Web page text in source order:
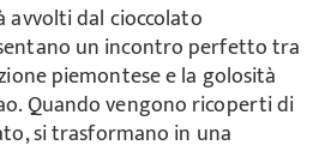
avvolti dal cioccolato
un incontro perfetto tra
piemontese e la golosità
Quando vengono ricoperti di
si trasformano in una